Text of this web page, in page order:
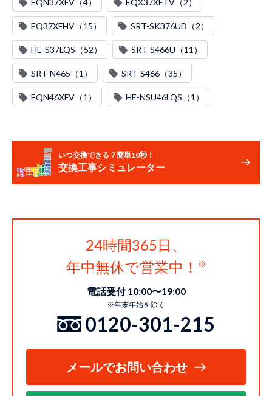
EQN37XFV（4） EQX37XFTV（2）
EQ37XFHV（15） SRT-SK376UD（2）
HE-S37LQS（52） SRT-S466U（11）
SRT-N465（1） SRT-S466（35）
EQN46XFV（1） HE-NSU46LQS（1）
いつ交換できる？簡単10秒！
交換工事シミュレーター
24時間365日、
年中無休で営業中！
電話受付 10:00〜19:00
※年末年始を除く
0120-301-215
メールでお問い合わせ